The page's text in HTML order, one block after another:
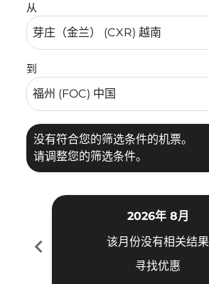
从
到
没有符合您的筛选条件的机票。
请调整您的筛选条件。
chevron_left
2026年 8月
该月份没有相关结果
寻找优惠